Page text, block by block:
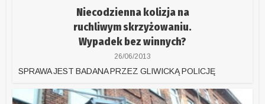
Niecodzienna kolizja na
ruchliwym skrzyżowaniu.
Wypadek bez winnych?
26/06/2013
SPRAWA JEST BADANA PRZEZ GLIWICKĄ POLICJĘ